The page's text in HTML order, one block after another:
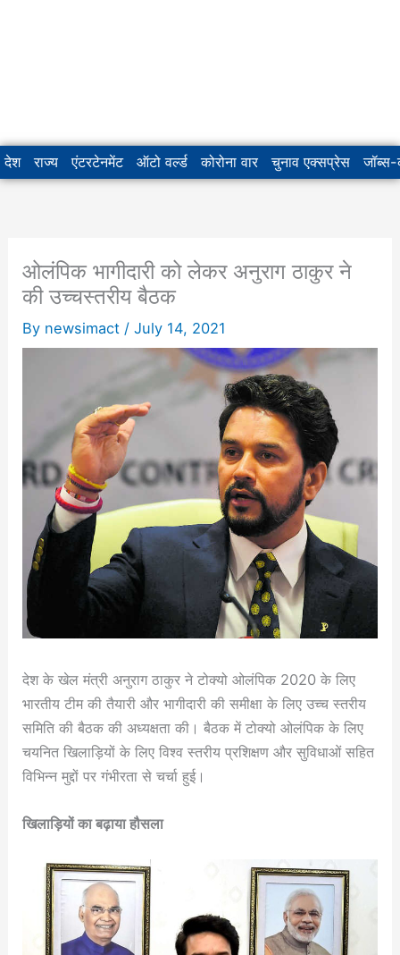
देश राज्य एंटरटेनमेंट ऑटो वर्ल्ड कोरोना वार चुनाव एक्सप्रेस जॉब्स-
ओलंपिक भागीदारी को लेकर अनुराग ठाकुर ने
की उच्चस्तरीय बैठक
By newsimact /July 14, 2021
देश के खेल मंत्री अनुराग ठाकुर ने टोक्यो ओलंपिक 2020 के लिए
भारतीय टीम की तैयारी और भागीदारी की समीक्षा के लिए उच्च स्तरीय
समिति की बैठक की अध्यक्षता की। बैठक में टोक्यो ओलंपिक के लिए
चयनित खिलाड़ियों के लिए विश्व स्तरीय प्रशिक्षण और सुविधाओं सहित
विभिन्न मुद्दों पर गंभीरता से चर्चा हुई।
खिलाड़ियों का बढ़ाया हौसला